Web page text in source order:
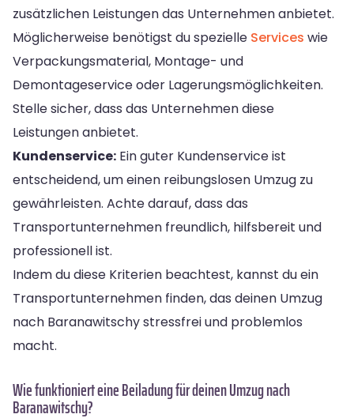
zusätzlichen Leistungen das Unternehmen anbietet.
Möglicherweise benötigst du spezielle Services wie
Verpackungsmaterial, Montage- und
Demontageservice oder Lagerungsmöglichkeiten.
Stelle sicher, dass das Unternehmen diese
Leistungen anbietet.
Kundenservice: Ein guter Kundenservice ist
entscheidend, um einen reibungslosen Umzug zu
gewährleisten. Achte darauf, dass das
Transportunternehmen freundlich, hilfsbereit und
professionell ist.
Indem du diese Kriterien beachtest, kannst du ein
Transportunternehmen finden, das deinen Umzug
nach Baranawitschy stressfrei und problemlos
macht.
Wie funktioniert eine Beiladung für deinen Umzug nach
Baranawitschy?